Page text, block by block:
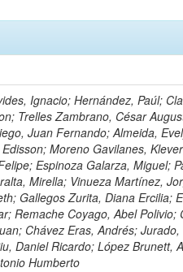
Ignacio; Hernández, Paúl;
Trelles Zambrano, César
Juan Fernando; Almeida,
Moreno Gavilanes,
Espinoza Galarza, Miguel;
Mirella; Vinueza Martínez,
Gallegos Zurita, Diana Ercilia;
Remache Coyago, Abel Polivio;
Chávez Eras, Andrés;
Daniel Ricardo; López Brunett,
Humberto